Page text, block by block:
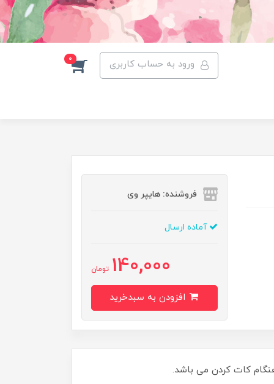
ورود به حساب کاربری 0
فروشنده: هایپر وی
آماده ارسال
140,000 تومان
کات کردن می باشد.